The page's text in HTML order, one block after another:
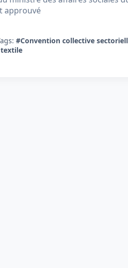
approuvé
#Convention collective